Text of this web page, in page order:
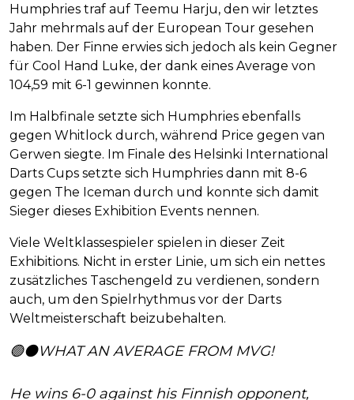
Humphries traf auf Teemu Harju, den wir letztes
Jahr mehrmals auf der European Tour gesehen
haben. Der Finne erwies sich jedoch als kein Gegner
für Cool Hand Luke, der dank eines Average von
104,59 mit 6-1 gewinnen konnte.
Im Halbfinale setzte sich Humphries ebenfalls
gegen Whitlock durch, während Price gegen van
Gerwen siegte. Im Finale des Helsinki International
Darts Cups setzte sich Humphries dann mit 8-6
gegen The Iceman durch und konnte sich damit
Sieger dieses Exhibition Events nennen.
Viele Weltklassespieler spielen in dieser Zeit
Exhibitions. Nicht in erster Linie, um sich ein nettes
zusätzliches Taschengeld zu verdienen, sondern
auch, um den Spielrhythmus vor der Darts
Weltmeisterschaft beizubehalten.
🟢⚫WHAT AN AVERAGE FROM MVG!
He wins 6-0 against his Finnish opponent,